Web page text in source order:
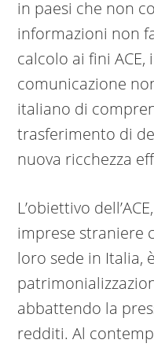
in paesi che non
informazioni non
calcolo ai fini ACE,
comunicazione
italiano di
trasferimento di
nuova ricchezza
L’obiettivo
imprese straniere
loro sede in Italia,
abbattendo la
redditi. Al